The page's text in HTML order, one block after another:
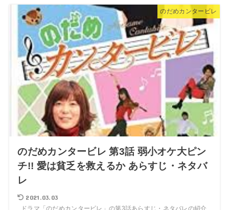
のだめカンタービレ
のだめカンタービレ 第3話 弱小オケ大ピン
チ!! 愛は貧乏を救えるか あらすじ・ネタバ
レ
2021.03.03
ドラマ「のだめカンタービレ」の第3話あらすじ・ネタバレの紹介